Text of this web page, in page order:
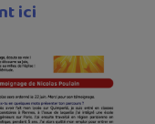
ici